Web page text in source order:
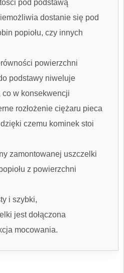
pod podstawą
dostanie się pod
popiołu, czy innych
powierzchni
podstawy niweluje
co w konsekwencji
rozłożenie ciężaru pieca
czemu kominek stoi
zamontowanej uszczelki
z powierzchni
i szybki,
jest dołączona
mocowania.